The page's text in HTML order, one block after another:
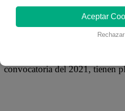
El monto total asignado para
convocatoria del 2021, tienen
Aceptar
Rechazar